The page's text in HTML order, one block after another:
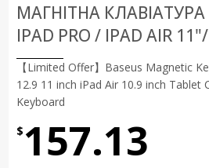
МАГНІТНА КЛАВІАТУРА
IPAD PRO / IPAD AIR
【Limited Offer】Baseus Magnetic
12.9 11 inch iPad Air 10.9 inch Tablet
Keyboard
$ 157.13